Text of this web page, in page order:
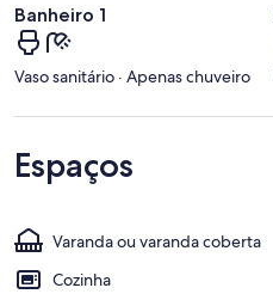
Banheiro 1
Vaso sanitário · Apenas chuveiro
Espaços
Varanda ou varanda coberta
Cozinha